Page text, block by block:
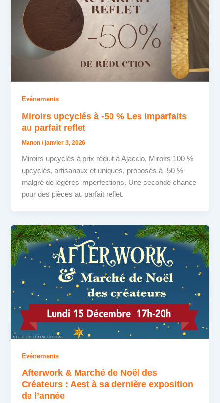
Evénements
Miroirs upcyclés à -50 % Les imparfaits
au parfait reflet
Manon/janvier 3, 2026
Miroirs upcyclés à prix réduit à Ajaccio, Miroirs 100 %
upcyclés, artisanaux et uniques, proposés à -50 %
malgré de légères imperfections. Une seconde chance
pour des pièces au parfait reflet.
Evénements
Afterwork & Marché de Noël des
Créateurs : Aest à sa dernière exposition
de l’année